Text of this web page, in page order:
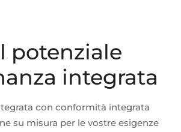
potenziale
integrata
con conformità integrata
su misura per le vostre esigenze